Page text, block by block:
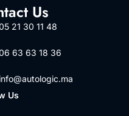
Us
21 30 11 48
63 63 18 36
info@autologic.ma
Us